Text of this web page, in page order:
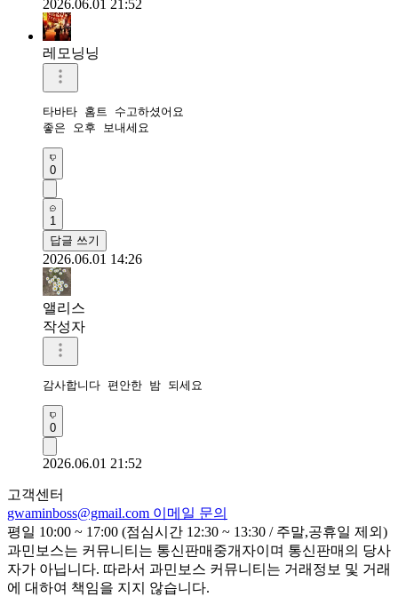
2026.06.01 21:52
레모닝닝
타바타 홈트 수고하셨어요
좋은 오후 보내세요
0
1
답글 쓰기
2026.06.01 14:26
앨리스
작성자
감사합니다 편안한 밤 되세요
0
2026.06.01 21:52
고객센터
gwaminboss@gmail.com 이메일 문의
평일 10:00 ~ 17:00 (점심시간 12:30 ~ 13:30 / 주말,공휴일 제외)
과민보스는 커뮤니티는 통신판매중개자이며 통신판매의 당사
자가 아닙니다. 따라서 과민보스 커뮤니티는 거래정보 및 거래
에 대하여 책임을 지지 않습니다.